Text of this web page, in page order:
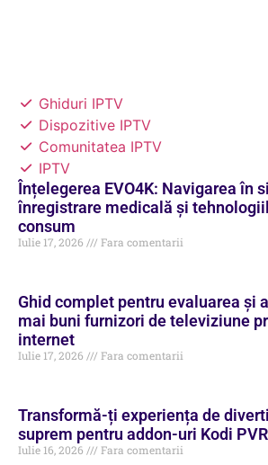
Ghiduri IPTV
Dispozitive IPTV
Comunitatea IPTV
IPTV
Înțelegerea EVO4K: Navigarea în
înregistrare medicală și
consum
Iulie 17, 2026 Fara comentarii
Ghid complet pentru evaluarea și
mai buni furnizori de televiziune
internet
Iulie 17, 2026 Fara comentarii
Transformă-ți experiența de
suprem pentru addon-uri Kodi PVR
Iulie 16, 2026 Fara comentarii